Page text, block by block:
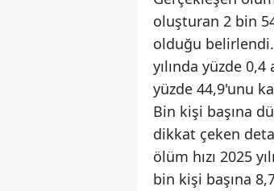
oluşturan 2 bin
olduğu belirlendi.
yılında yüzde
yüzde 44,9'unu
Bin kişi başına
dikkat çeken
ölüm hızı 2025
bin kişi başına